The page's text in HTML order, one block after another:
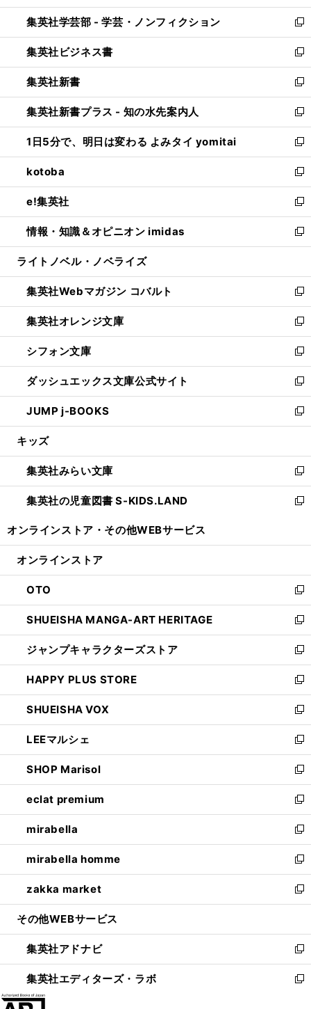
開
く
ウ
で
開
く
ン
ド
ウ
で
開
く
ウ
ィ
ン
ド
ウ
で
開
く
集英社学芸部 - 学芸・ノンフィクション
新
し
い
ウ
ィ
ン
ド
ウ
で
開
く
集英社ビジネス書
新
し
い
ウ
ィ
ン
ド
ウ
で
開
く
集英社新書
新
し
い
ウ
ィ
ン
ド
ウ
で
開
く
集英社新書プラス - 知の水先案内人
新
し
い
ウ
ィ
ン
ド
ウ
で
開
1日5分で、明日は変わる よみタイ yomitai
新
し
い
ウ
ィ
ン
ド
ウ
開
く
kotoba
新
し
い
ウ
ィ
ン
ウ
で
開
く
e!集英社
新
し
い
ウ
ン
ド
ウ
で
開
く
情報・知識＆オピニオン imidas
新
し
ウ
ィ
ン
ド
ウ
で
開
く
ライトノベル・ノベライズ
集英社Webマガジン コバルト
新
し
い
ウ
ィ
ン
ド
ウ
で
開
集英社オレンジ文庫
新
し
い
ウ
ィ
ン
ド
ウ
開
く
シフォン文庫
新
し
い
ウ
ィ
ン
ウ
で
開
く
ダッシュエックス文庫公式サイト
新
し
い
ウ
ン
ド
ウ
で
JUMP j-BOOKS
新
し
ウ
ィ
ン
ド
開
キッズ
集英社みらい文庫
新
し
い
ン
ウ
で
開
く
集英社の児童図書 S-KIDS.LAND
新
ウ
ン
ド
ウ
で
開
く
オンラインストア・ その他WEBサービス
オンラインストア
OTO
新
し
い
ウ
ィ
ン
ド
ウ
で
開
く
SHUEISHA MANGA-ART HERITAGE
新
し
い
ウ
ィ
ン
ド
ウ
で
開
く
ジャンプキャラクターズストア
新
し
い
ウ
ィ
ン
ド
ウ
で
開
く
HAPPY PLUS STORE
新
し
い
ウ
ィ
ン
ド
ウ
で
開
く
SHUEISHA VOX
新
し
い
ウ
ィ
ン
ド
ウ
で
開
く
LEEマルシェ
新
し
い
ウ
ィ
ン
ド
ウ
で
開
く
SHOP Marisol
新
し
い
ウ
ィ
ン
ド
ウ
で
開
eclat premium
新
し
い
ウ
ィ
ン
ド
ウ
開
く
mirabella
新
し
い
ウ
ィ
ン
ウ
で
開
く
mirabella homme
新
し
い
ウ
ン
ド
ウ
で
zakka market
新
し
ウ
ィ
ン
ド
その他WEBサービス
集英社アドナビ
新
し
い
集英社エディターズ・ラボ
新